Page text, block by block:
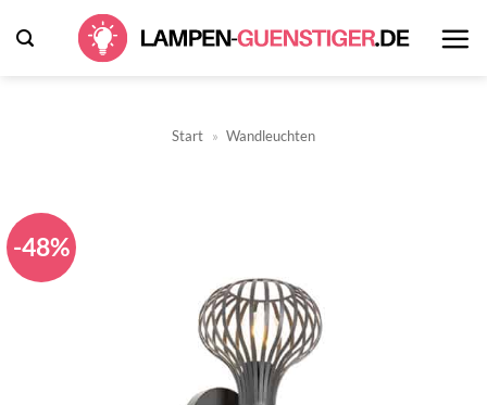
Inhalt
Start » Wandleuchten
-48%